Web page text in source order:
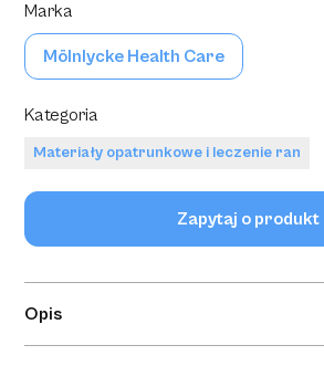
Marka
Mölnlycke Health Care
Kategoria
Materiały opatrunkowe i leczenie ran
Zapytaj o produkt
Opis